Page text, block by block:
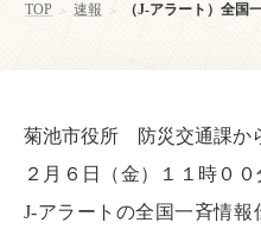
TOP > 速報 > （J-アラート）全国
菊池市役所 防災交通課か
２月６日（金）１１時０
J-アラートの全国一斉情